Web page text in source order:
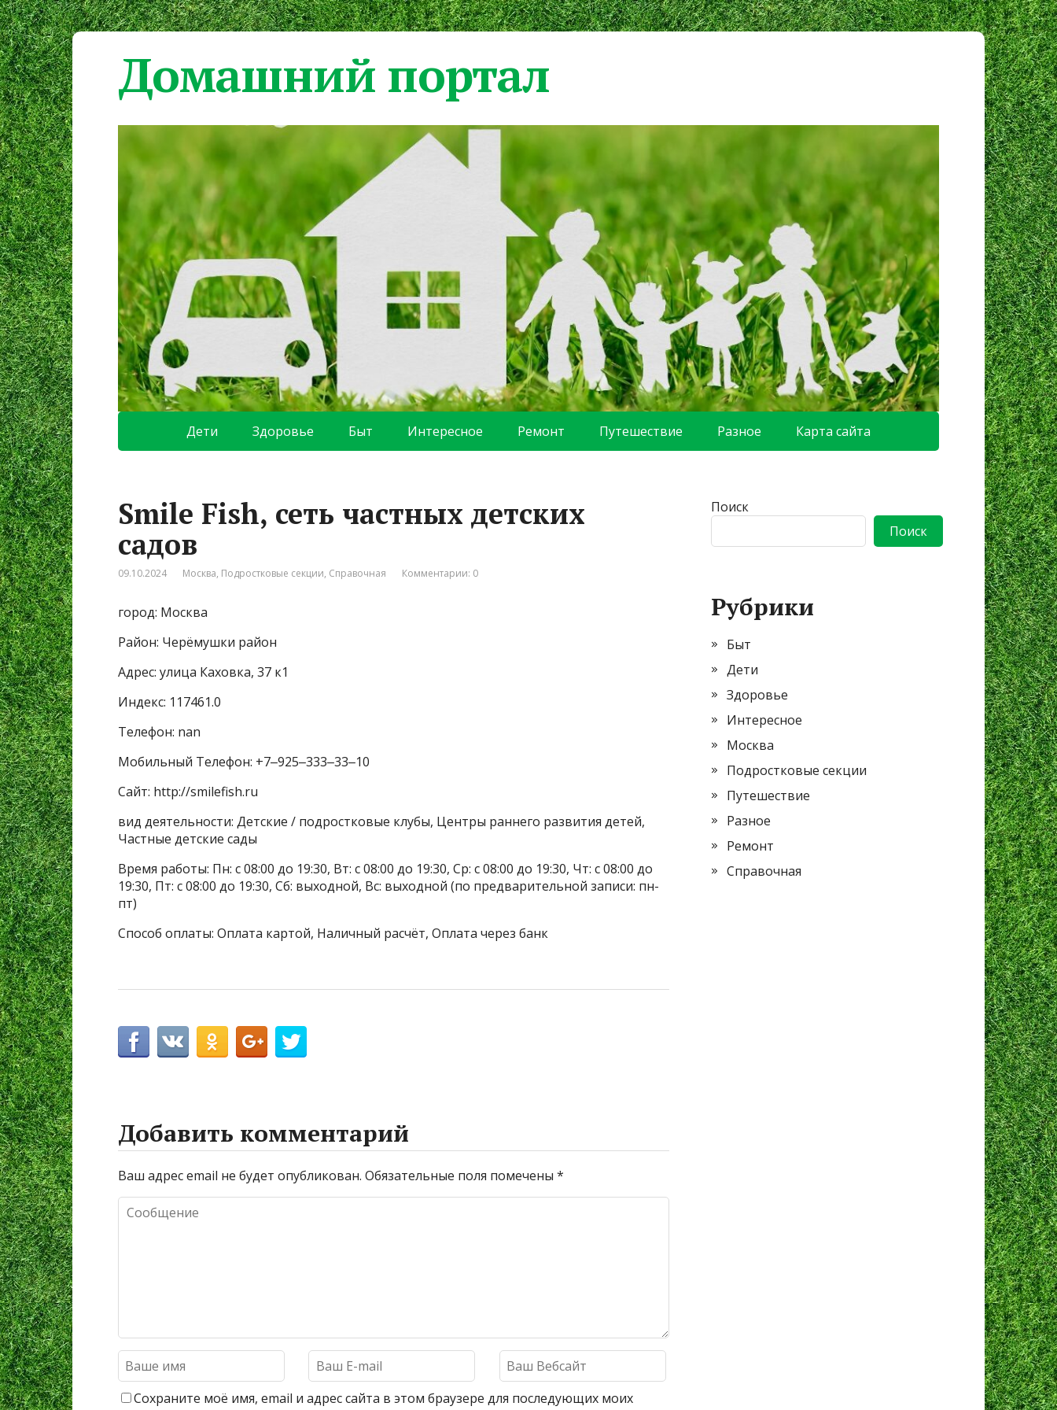
Домашний портал
Дети Здоровье Быт Интересное Ремонт Путешествие Разное Карта сайта
Smile Fish, сеть частных детских
садов
09.10.2024 Москва, Подростковые секции, Справочная Комментарии: 0
город: Москва
Район: Черёмушки район
Адрес: улица Каховка, 37 к1
Индекс: 117461.0
Телефон: nan
Мобильный Телефон: +7‒925‒333‒33‒10
Сайт: http://smilefish.ru
вид деятельности: Детские / подростковые клубы, Центры раннего развития детей,
Частные детские сады
Время работы: Пн: с 08:00 до 19:30, Вт: с 08:00 до 19:30, Ср: с 08:00 до 19:30, Чт: с 08:00 до
19:30, Пт: с 08:00 до 19:30, Сб: выходной, Вс: выходной (по предварительной записи: пн-
пт)
Способ оплаты: Оплата картой, Наличный расчёт, Оплата через банк
Добавить комментарий
Ваш адрес email не будет опубликован. Обязательные поля помечены *
Сохраните моё имя, email и адрес сайта в этом браузере для последующих моих
Поиск
Поиск
Рубрики
Быт
Дети
Здоровье
Интересное
Москва
Подростковые секции
Путешествие
Разное
Ремонт
Справочная